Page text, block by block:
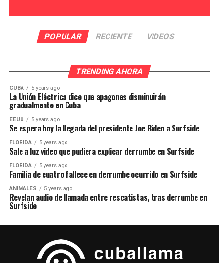
POPULAR RECIENTE VIDEOS
TRENDING AHORA
CUBA 5 years ago
La Unión Eléctrica dice que apagones disminuirán
gradualmente en Cuba
EEUU 5 years ago
Se espera hoy la llegada del presidente Joe Biden a Surfside
FLORIDA 5 years ago
Sale a luz video que pudiera explicar derrumbe en Surfside
FLORIDA 5 years ago
Familia de cuatro fallece en derrumbe ocurrido en Surfside
ANIMALES 5 years ago
Revelan audio de llamada entre rescatistas, tras derrumbe en
Surfside